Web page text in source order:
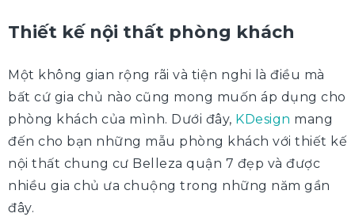
Thiết kế nội thất phòng khách
Một không gian rộng rãi và tiện nghi là điều mà
bất cứ gia chủ nào cũng mong muốn áp dụng cho
phòng khách của mình. Dưới đây, KDesign mang
đến cho bạn những mẫu phòng khách với thiết kế
nội thất chung cư Belleza quận 7 đẹp và được
nhiều gia chủ ưa chuộng trong những năm gần
đây.